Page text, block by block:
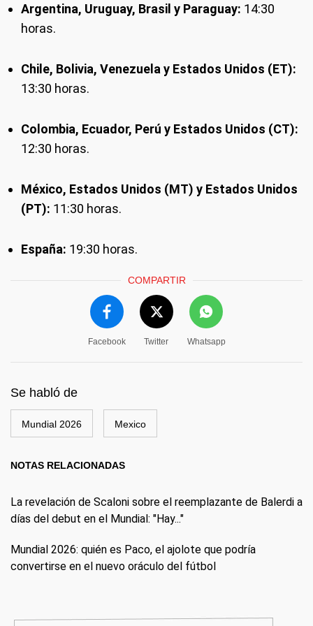
Argentina, Uruguay, Brasil y Paraguay: 14:30
horas.
Chile, Bolivia, Venezuela y Estados Unidos (ET):
13:30 horas.
Colombia, Ecuador, Perú y Estados Unidos (CT):
12:30 horas.
México, Estados Unidos (MT) y Estados Unidos
(PT): 11:30 horas.
España: 19:30 horas.
COMPARTIR
Facebook Twitter Whatsapp
Se habló de
Mundial 2026 Mexico
NOTAS RELACIONADAS
La revelación de Scaloni sobre el reemplazante de Balerdi a
días del debut en el Mundial: "Hay..."
Mundial 2026: quién es Paco, el ajolote que podría
convertirse en el nuevo oráculo del fútbol